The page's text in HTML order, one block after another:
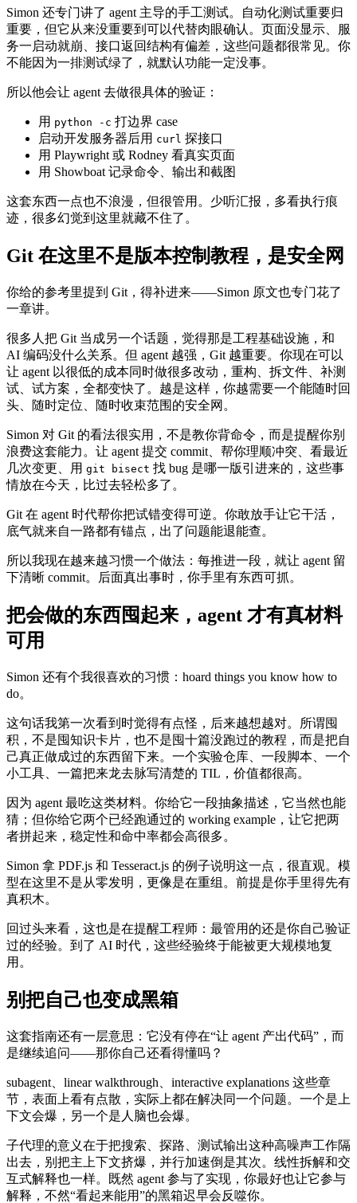
Simon 还专门讲了 agent 主导的手工测试。自动化测试重要归
重要，但它从来没重要到可以代替肉眼确认。页面没显示、服
务一启动就崩、接口返回结构有偏差，这些问题都很常见。你
不能因为一排测试绿了，就默认功能一定没事。
所以他会让 agent 去做很具体的验证：
用 python -c 打边界 case
启动开发服务器后用 curl 探接口
用 Playwright 或 Rodney 看真实页面
用 Showboat 记录命令、输出和截图
这套东西一点也不浪漫，但很管用。少听汇报，多看执行痕
迹，很多幻觉到这里就藏不住了。
Git 在这里不是版本控制教程，是安全网
你给的参考里提到 Git，得补进来——Simon 原文也专门花了
一章讲。
很多人把 Git 当成另一个话题，觉得那是工程基础设施，和
AI 编码没什么关系。但 agent 越强，Git 越重要。你现在可以
让 agent 以很低的成本同时做很多改动，重构、拆文件、补测
试、试方案，全都变快了。越是这样，你越需要一个能随时回
头、随时定位、随时收束范围的安全网。
Simon 对 Git 的看法很实用，不是教你背命令，而是提醒你别
浪费这套能力。让 agent 提交 commit、帮你理顺冲突、看最近
几次变更、用 git bisect 找 bug 是哪一版引进来的，这些事
情放在今天，比过去轻松多了。
Git 在 agent 时代帮你把试错变得可逆。你敢放手让它干活，
底气就来自一路都有锚点，出了问题能退能查。
所以我现在越来越习惯一个做法：每推进一段，就让 agent 留
下清晰 commit。后面真出事时，你手里有东西可抓。
把会做的东西囤起来，agent 才有真材料
可用
Simon 还有个我很喜欢的习惯：hoard things you know how to
do。
这句话我第一次看到时觉得有点怪，后来越想越对。所谓囤
积，不是囤知识卡片，也不是囤十篇没跑过的教程，而是把自
己真正做成过的东西留下来。一个实验仓库、一段脚本、一个
小工具、一篇把来龙去脉写清楚的 TIL，价值都很高。
因为 agent 最吃这类材料。你给它一段抽象描述，它当然也能
猜；但你给它两个已经跑通过的 working example，让它把两
者拼起来，稳定性和命中率都会高很多。
Simon 拿 PDF.js 和 Tesseract.js 的例子说明这一点，很直观。模
型在这里不是从零发明，更像是在重组。前提是你手里得先有
真积木。
回过头来看，这也是在提醒工程师：最管用的还是你自己验证
过的经验。到了 AI 时代，这些经验终于能被更大规模地复
用。
别把自己也变成黑箱
这套指南还有一层意思：它没有停在“让 agent 产出代码”，而
是继续追问——那你自己还看得懂吗？
subagent、linear walkthrough、interactive explanations 这些章
节，表面上看有点散，实际上都在解决同一个问题。一个是上
下文会爆，另一个是人脑也会爆。
子代理的意义在于把搜索、探路、测试输出这种高噪声工作隔
出去，别把主上下文挤爆，并行加速倒是其次。线性拆解和交
互式解释也一样。既然 agent 参与了实现，你最好也让它参与
解释，不然“看起来能用”的黑箱迟早会反噬你。